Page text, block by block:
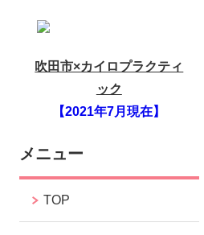
吹田市×カイロプラクティ
ック
【2021年7月現在】
メニュー
TOP